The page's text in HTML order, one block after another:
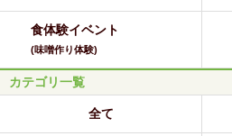
食体験イベント
(味噌作り体験)
カテゴリ一覧
全て